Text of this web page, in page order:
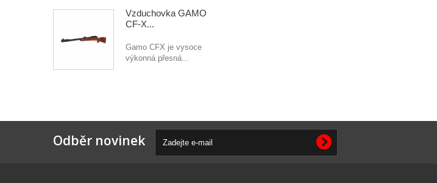
Vzduchovka GAMO
CF-X...
Gamo CFX je vysoce
výkonná přesná...
Odběr novinek